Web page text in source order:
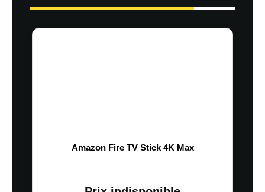
Amazon Fire TV Stick 4K Max